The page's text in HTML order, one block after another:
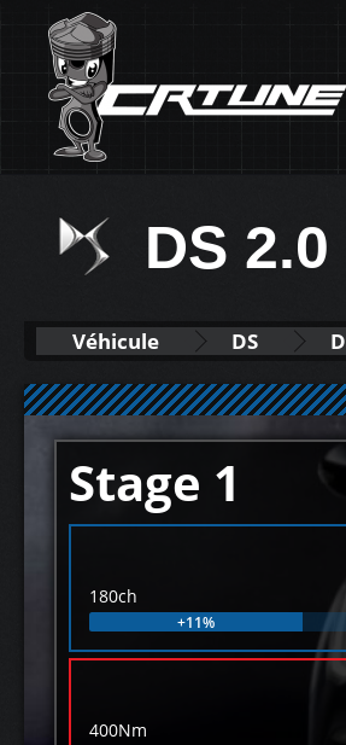
DS
Véhicule DS
Stage 1
180ch
+11%
400Nm